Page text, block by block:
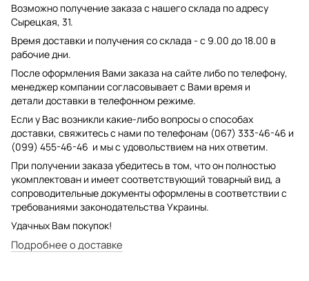
Возможно получение заказа с нашего склада по адресу
Сырецкая, 31.
Время доставки и получения со склада - с 9.00 до 18.00 в
рабочие дни.
После оформления Вами заказа на сайте либо по телефону,
менеджер компании согласовывает с Вами время и
детали доставки в телефонном режиме.
Если у Вас возникли какие-либо вопросы о способах
доставки, свяжитесь с нами по телефонам (067) 333-46-46 и
(099) 455-46-46 и мы с удовольствием на них ответим.
При получении заказа убедитесь в том, что он полностью
укомплектован и имеет соответствующий товарный вид, а
сопроводительные документы оформлены в соответствии с
требованиями законодательства Украины.
Удачных Вам покупок!
Подробнее о доставке